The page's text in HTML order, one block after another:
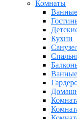
Комнаты
Ванные
Кухни